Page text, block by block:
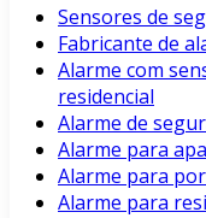
Sensores de
Fabricante de
Alarme com
residencial
Alarme de
Alarme para
Alarme para
Alarme para